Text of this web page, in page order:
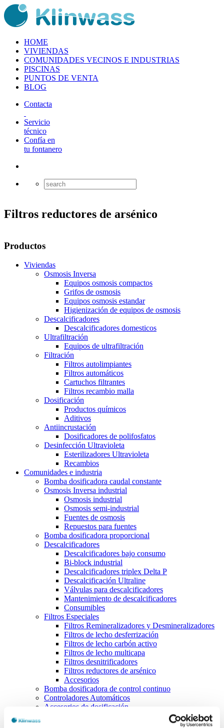
HOME
VIVIENDAS
COMUNIDADES VECINOS E INDUSTRIAS
PISCINAS
PUNTOS DE VENTA
BLOG
Contacta
Servicio
técnico
Confía en
tu fontanero
Filtros reductores de arsénico
Productos
Viviendas
Osmosis Inversa
Equipos osmosis compactos
Grifos de osmosis
Equipos osmosis estandar
Higienización de equipos de osmosis
Descalcificadores
Descalcificadores domesticos
Ultrafiltración
Equipos de ultrafiltración
Filtración
Filtros autolimpiantes
Filtros automáticos
Cartuchos filtrantes
Filtros recambio malla
Dosificación
Productos químicos
Aditivos
Antiincrustación
Dosificadores de polifosfatos
Desinfección Ultravioleta
Esterilizadores Ultravioleta
Recambios
Comunidades e industria
Bomba dosificadora caudal constante
Osmosis Inversa industrial
Osmosis industrial
Osmosis semi-industrial
Fuentes de osmosis
Repuestos para fuentes
Bomba dosificadora proporcional
Descalcificadores
Descalcificadores bajo consumo
Bi-block industrial
Descalcificadores triplex Delta P
Descalcificación Ultraline
Válvulas para descalcificadores
Mantenimiento de descalcificadores
Consumibles
Filtros Especiales
Filtros Remineralizadores y Desmineralizadores
Filtros de lecho desferrización
Filtros de lecho carbón activo
Filtros de lecho multicapa
Filtros desnitrificadores
Filtros reductores de arsénico
Accesorios
Bomba dosificadora de control continuo
Controladores Automáticos
Accesorios de dosificación